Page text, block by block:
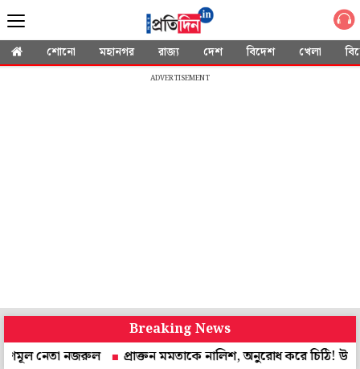
শোনো মহানগর রাজ্য দেশ বিদেশ খেলা
ADVERTISEMENT
Breaking News
নজরুল
প্রাক্তন মমতাকে নালিশ, অনুরোধ করে চিঠি! উত্তর দেবেন